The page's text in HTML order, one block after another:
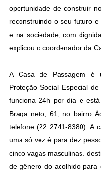
oportunidade de construir
reconstruindo o seu futuro
e na sociedade, com
explicou o coordenador da
A Casa de Passagem é
Proteção Social Especial
funciona 24h por dia e
Braga neto, 61, no bairro
telefone (22 2741-8380). A
uma só vez é para dez
cinco vagas masculinas,
de gênero do acolhido para